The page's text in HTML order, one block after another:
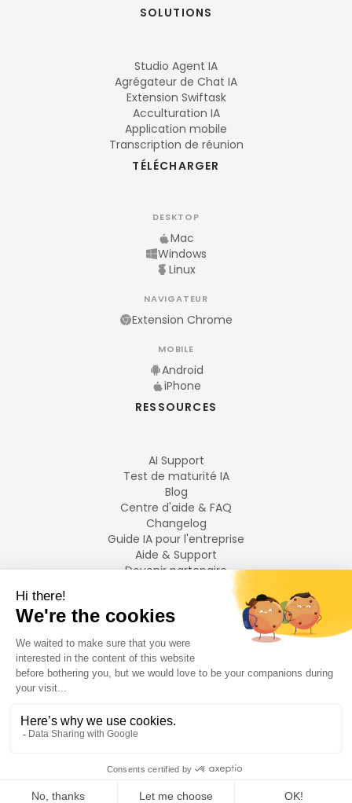
SOLUTIONS
Studio Agent IA
Agrégateur de Chat IA
Extension Swiftask
Acculturation IA
Application mobile
Transcription de réunion
TÉLÉCHARGER
DESKTOP
Mac
Windows
Linux
NAVIGATEUR
Extension Chrome
MOBILE
Android
iPhone
RESSOURCES
AI Support
Test de maturité IA
Blog
Centre d'aide & FAQ
Changelog
Guide IA pour l'entreprise
Aide & Support
Devenir partenaire
LANGUES
Français
English
2026Swiftask. Tous droits réservés.